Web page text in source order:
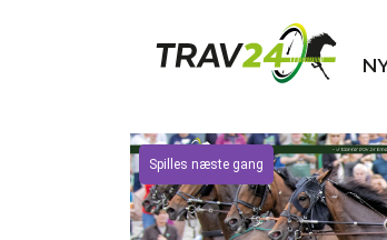
Spilles næste gang